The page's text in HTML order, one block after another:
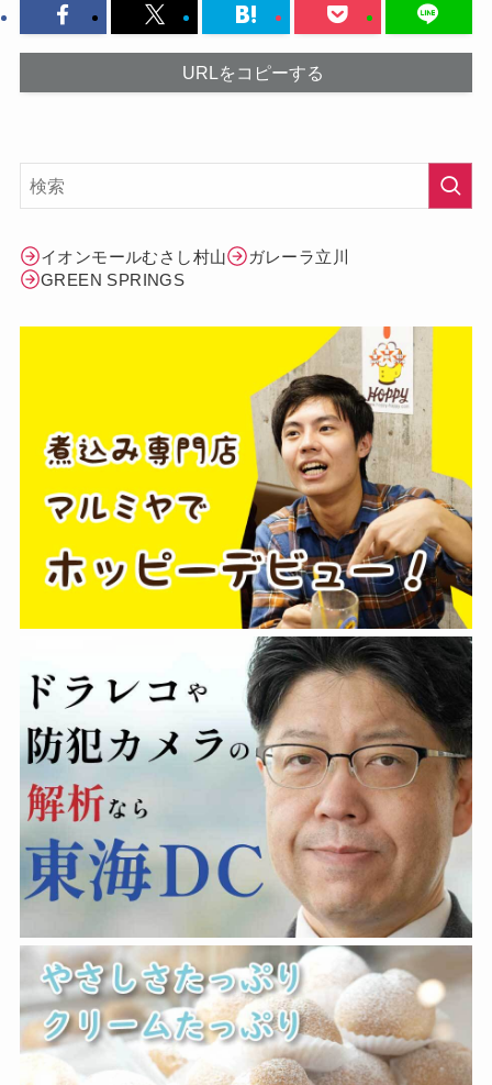
URLをコピーする
イオンモールむさし村山
ガレーラ立川
GREEN SPRINGS